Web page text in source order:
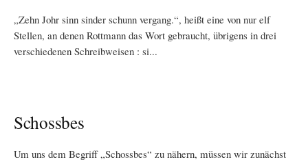
„Zehn Johr sinn sinder schunn vergang.“, heißt eine von nur elf
Stellen, an denen Rottmann das Wort gebraucht, übrigens in drei
verschiedenen Schreibweisen : si...
Schossbes
Um uns dem Begriff „Schossbes“ zu nähern, müssen wir zunächst